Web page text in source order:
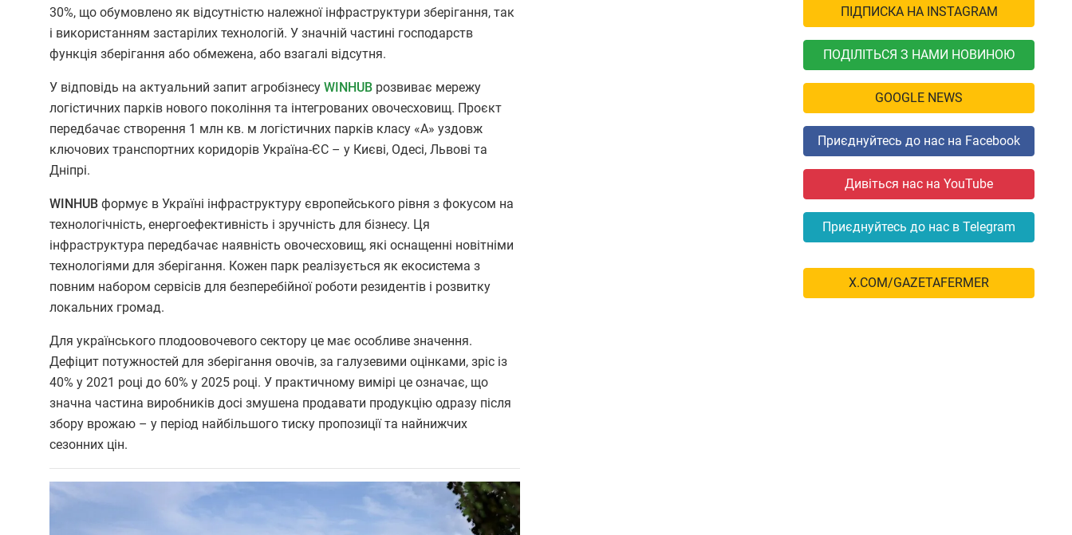
30%, що обумовлено як відсутністю належної інфраструктури зберігання, так
і використанням застарілих технологій. У значній частині господарств
функція зберігання або обмежена, або взагалі відсутня.
У відповідь на актуальний запит агробізнесу WINHUB розвиває мережу
логістичних парків нового покоління та інтегрованих овочесховищ. Проєкт
передбачає створення 1 млн кв. м логістичних парків класу «А» уздовж
ключових транспортних коридорів Україна-ЄС – у Києві, Одесі, Львові та
Дніпрі.
WINHUB формує в Україні інфраструктуру європейського рівня з фокусом на
технологічність, енергоефективність і зручність для бізнесу. Ця
інфраструктура передбачає наявність овочесховищ, які оснащенні новітніми
технологіями для зберігання. Кожен парк реалізується як екосистема з
повним набором сервісів для безперебійної роботи резидентів і розвитку
локальних громад.
Для українського плодоовочевого сектору це має особливе значення.
Дефіцит потужностей для зберігання овочів, за галузевими оцінками, зріс із
40% у 2021 році до 60% у 2025 році. У практичному вимірі це означає, що
значна частина виробників досі змушена продавати продукцію одразу після
збору врожаю – у період найбільшого тиску пропозиції та найнижчих
сезонних цін.
ПІДПИСКА НА INSTAGRAM
ПОДІЛІТЬСЯ З НАМИ НОВИНОЮ
GOOGLE NEWS
Приєднуйтесь до нас на Facebook
Дивіться нас на YouTube
Приєднуйтесь до нас в Telegram
X.COM/GAZETAFERMER